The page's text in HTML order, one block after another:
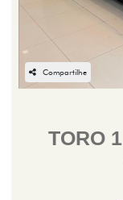
Compartilhe
TORO